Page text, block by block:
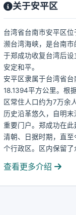
关于安平区
台湾省台南市安平区
濒台湾海峡，是台南
于郑成功收复台湾后设
安定和平。
安平区隶属于台湾省
18.1394平方公里。根
区常住人口约为7万余人
历史沿革悠久，自明
重要门户。郑成功在
清朝、日据时期，直
个行政区。区内保留
查看更多介绍